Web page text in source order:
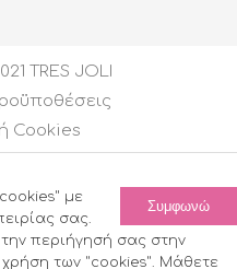
TRES JOLI
Cookies
Συμφωνώ
με
σας.
περιήγησή σας στην
των "cookies". Μάθετε